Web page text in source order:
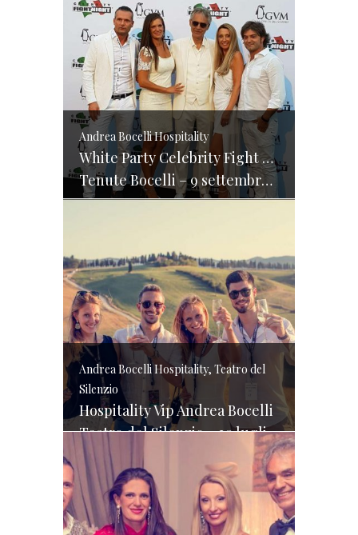
Andrea Bocelli Hospitality
White Party Celebrity Fight Night
Tenute Bocelli – 9 settembre 2016
Andrea Bocelli Hospitality, Teatro del
Silenzio
Hospitality Vip Andrea Bocelli
Teatro del Silenzio – 30 luglio 2016